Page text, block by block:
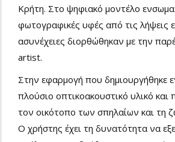
Κρήτη. Στο ψηφιακό μοντέλο
φωτογραφικές υφές από τις λήψεις
ασυνέχειες διορθώθηκαν με την
artist.
Στην εφαρμογή που δημιουργήθηκε
πλούσιο οπτικοακουστικό υλικό και
τον οικότοπο των σπηλαίων και τη
Ο χρήστης έχει τη δυνατότητα να